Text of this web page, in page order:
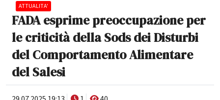
ATTUALITA'
FADA esprime preoccupazione per
le criticità della Sods dei Disturbi
del Comportamento Alimentare
del Salesi